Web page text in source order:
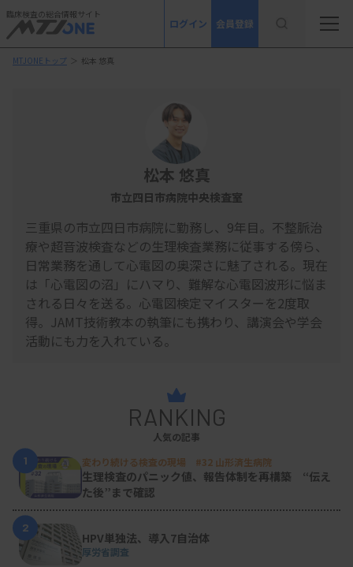
臨床検査の総合情報サイト
ログイン 会員登録
MTJONEトップ ＞ 松本 悠真
松本 悠真
市立四日市病院中央検査室
三重県の市立四日市病院に勤務し、 9年目。不整脈治
療や超音波検査などの生理検査業務に従事する傍ら、
日常業務を通して心電図の奥深さに魅了される。現在
は「心電図の沼」にハマり、難解な心電図波形に悩ま
される日々を送る。心電図検定マイスターを2度取
得。 JAMT技術教本の執筆にも携わり、講演会や学会
活動にも力を入れている。
RANKING
人気の記事
1
変わり続ける検査の現場 #32 山形済生病院
生理検査のパニック値、報告体制を再構築 “伝え
た後”まで確認
2
HPV単独法、導入7自治体
厚労省調査